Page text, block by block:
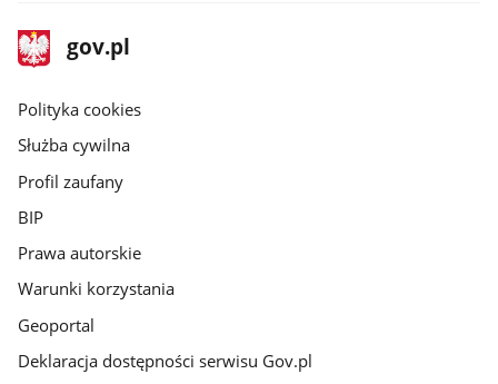
stopka
gov.pl
Strona
gov.pl
gov.pl
Polityka cookies
Służba cywilna
Profil zaufany
BIP
Prawa autorskie
Warunki korzystania
Geoportal
Deklaracja dostępności serwisu Gov.pl